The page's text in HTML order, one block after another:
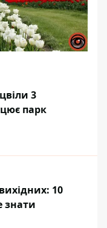
3
парк
10
знати